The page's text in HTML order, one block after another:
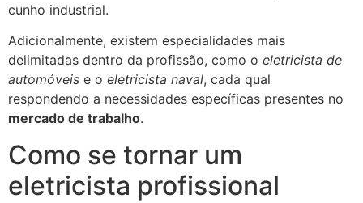
cunho industrial.
Adicionalmente, existem especialidades mais
delimitadas dentro da profissão, como o eletricista de
automóveis e o eletricista naval, cada qual
respondendo a necessidades específicas presentes no
mercado de trabalho.
Como se tornar um
eletricista profissional